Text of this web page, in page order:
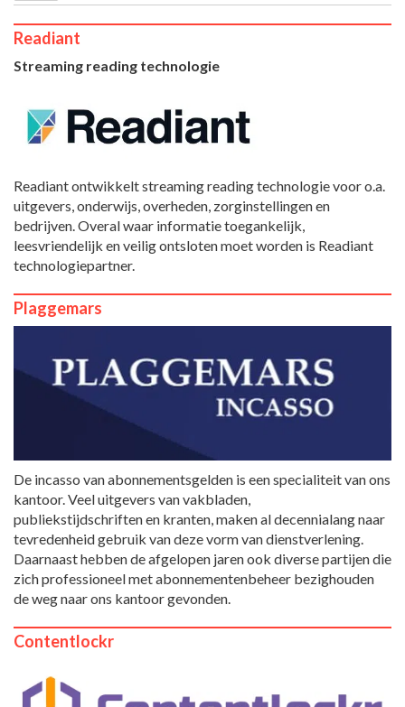
Readiant
Streaming reading technologie
Readiant ontwikkelt streaming reading technologie voor o.a.
uitgevers, onderwijs, overheden, zorginstellingen en
bedrijven. Overal waar informatie toegankelijk,
leesvriendelijk en veilig ontsloten moet worden is Readiant
technologiepartner.
Plaggemars
De incasso van abonnementsgelden is een specialiteit van ons
kantoor. Veel uitgevers van vakbladen,
publiekstijdschriften en kranten, maken al decennialang naar
tevredenheid gebruik van deze vorm van dienstverlening.
Daarnaast hebben de afgelopen jaren ook diverse partijen die
zich professioneel met abonnementenbeheer bezighouden
de weg naar ons kantoor gevonden.
Contentlockr